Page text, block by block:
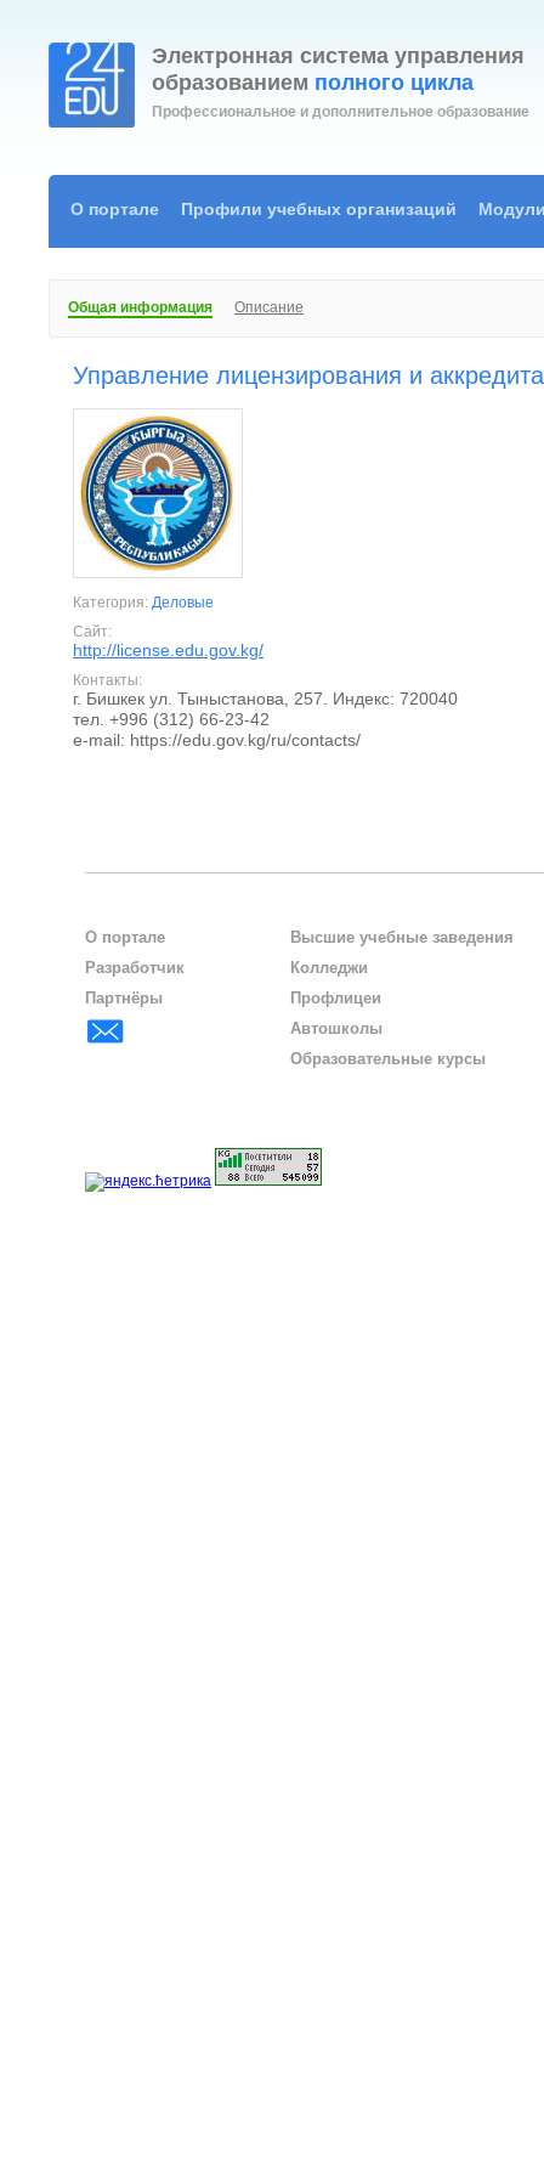
Электронная система управления
образованием полного цикла
Профессиональное и дополнительное образование
О портале Профили учебных организаций
Общая информация Описание
Управление лицензирования и
Категория: Деловые
Сайт:
http://license.edu.gov.kg/
Контакты:
г. Бишкек ул. Тыныстанова, 257. Индекс: 720040
тел. +996 (312) 66-23-42
e-mail: https://edu.gov.kg/ru/contacts/
О портале
Разработчик
Партнёры
Высшие учебные заведения
Колледжи
Профлицеи
Автошколы
Образовательные курсы